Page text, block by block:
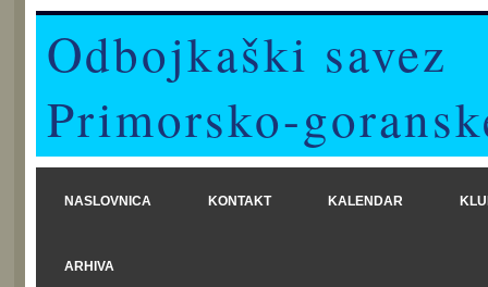
Odbojkaški savez
Primorsko-
NASLOVNICA KONTAKT KALENDAR
ARHIVA